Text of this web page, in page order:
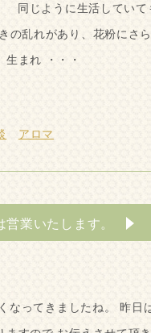
同じように生活していて
の乱れがあり、花粉にさ
生まれ ・・・
アロマ
業いたします。
ってきましたね。 昨日